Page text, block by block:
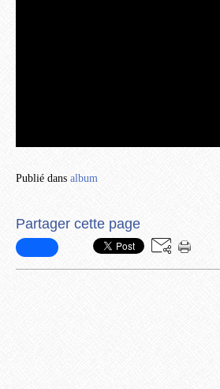
Publié dans album
Partager cette page